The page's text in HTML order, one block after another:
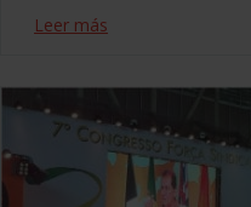
Leer más